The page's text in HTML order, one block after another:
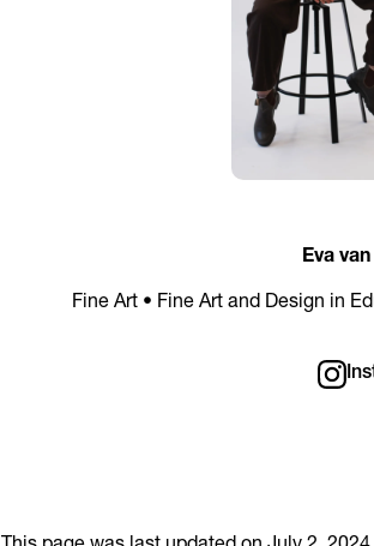
Eva
Fine Art • Fine Art and Design in